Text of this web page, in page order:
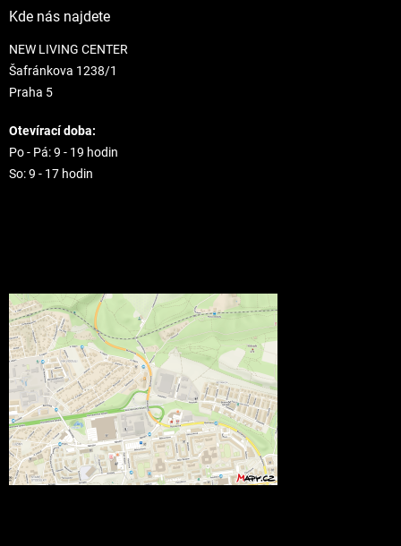
Kde nás najdete
NEW LIVING CENTER
Šafránkova 1238/1
Praha 5
Otevírací doba:
Po - Pá: 9 - 19 hodin
So: 9 - 17 hodin